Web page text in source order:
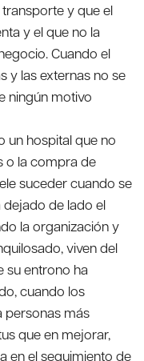
y que el
y el que no la
Cuando el
y las externas no se
ningún motivo
un hospital que no
o la compra de
suceder cuando se
dejado de lado el
la organización y
viven del
su entrono ha
cuando los
personas más
que en mejorar,
en el seguimiento de